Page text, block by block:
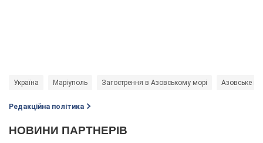
Україна Маріуполь Загострення в Азовському морі Азовське
Редакційна політика